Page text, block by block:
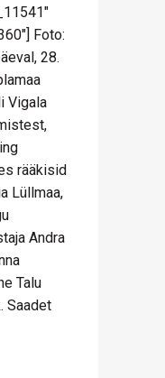
Foto:
28.
Vigala
rääkisid
Lüllmaa,
Andra
Talu
Saadet